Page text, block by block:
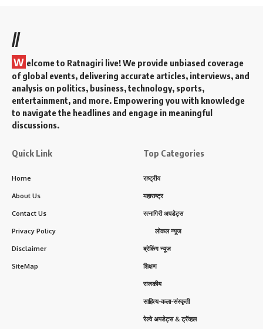
//
W elcome to Ratnagiri live! We provide unbiased coverage
of global events, delivering accurate articles, interviews, and
analysis on politics, business, technology, sports,
entertainment, and more. Empowering you with knowledge
to navigate the headlines and engage in meaningful
discussions.
Quick Link
Home
About Us
Contact Us
Privacy Policy
Disclaimer
SiteMap
Top Categories
राष्ट्रीय
महाराष्ट्र
रत्नागिरी अपडेट्स
लोकल न्यूज
ब्रेकिंग न्यूज
शिक्षण
राजकीय
साहित्य-कला-संस्कृती
रेल्वे अपडेट्स & ट्रॅव्हल